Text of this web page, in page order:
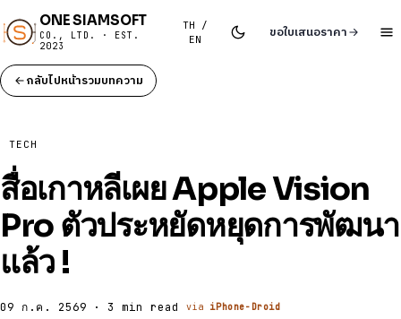
ONE SIAMSOFT
CO., LTD. · EST.
2023
TH /
EN
ขอใบเสนอราคา
กลับไปหน้ารวมบทความ
TECH
สื่อเกาหลีเผย Apple Vision
Pro ตัวประหยัดหยุดการพัฒนา
แล้ว !
09 ก.ค. 2569 · 3 min read via iPhone-Droid